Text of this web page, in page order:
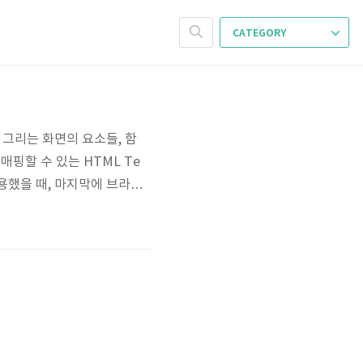
CATEGORY
리는 화면의 요소들, 함
핑할 수 있는 HTML Te
을 때, 마지막에 브라우
사이클에서 얘기했던 것